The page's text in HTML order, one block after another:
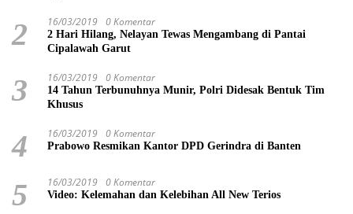
2 16/03/2019 0 Komentar
2 Hari Hilang, Nelayan Tewas Mengambang di Pantai
Cipalawah Garut
3 16/03/2019 0 Komentar
14 Tahun Terbunuhnya Munir, Polri Didesak Bentuk Tim
Khusus
4 16/03/2019 0 Komentar
Prabowo Resmikan Kantor DPD Gerindra di Banten
5 16/03/2019 0 Komentar
Video: Kelemahan dan Kelebihan All New Terios